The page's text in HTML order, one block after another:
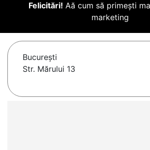
Felicitări! Aă cum să primești
marketing
Bucureşti
Str. Mărului 13